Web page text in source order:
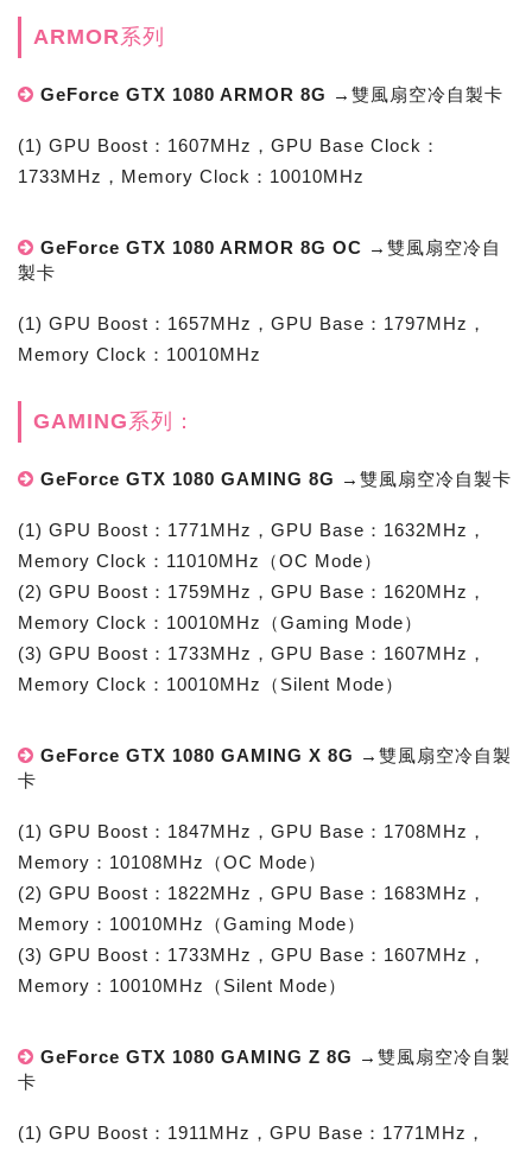
ARMOR系列
GeForce GTX 1080 ARMOR 8G →雙風扇空冷自製卡
(1) GPU Boost：1607MHz，GPU Base Clock：
1733MHz，Memory Clock：10010MHz
GeForce GTX 1080 ARMOR 8G OC →雙風扇空冷自
製卡
(1) GPU Boost：1657MHz，GPU Base：1797MHz，
Memory Clock：10010MHz
GAMING系列：
GeForce GTX 1080 GAMING 8G →雙風扇空冷自製卡
(1) GPU Boost：1771MHz，GPU Base：1632MHz，
Memory Clock：11010MHz（OC Mode）
(2) GPU Boost：1759MHz，GPU Base：1620MHz，
Memory Clock：10010MHz（Gaming Mode）
(3) GPU Boost：1733MHz，GPU Base：1607MHz，
Memory Clock：10010MHz（Silent Mode）
GeForce GTX 1080 GAMING X 8G →雙風扇空冷自製
卡
(1) GPU Boost：1847MHz，GPU Base：1708MHz，
Memory：10108MHz（OC Mode）
(2) GPU Boost：1822MHz，GPU Base：1683MHz，
Memory：10010MHz（Gaming Mode）
(3) GPU Boost：1733MHz，GPU Base：1607MHz，
Memory：10010MHz（Silent Mode）
GeForce GTX 1080 GAMING Z 8G →雙風扇空冷自製
卡
(1) GPU Boost：1911MHz，GPU Base：1771MHz，